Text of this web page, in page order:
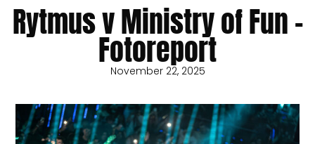
Rytmus v Ministry of Fun –
Fotoreport
November 22, 2025